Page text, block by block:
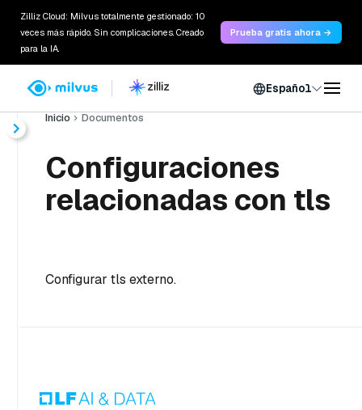
Zilliz Cloud: Milvus totalmente gestionado: 10
veces más rápido. Sin complicaciones. Creado
para la IA.
Prueba gratis ahora →
Español
Inicio Documentos
Configuraciones
relacionadas con tls
Configurar tls externo.